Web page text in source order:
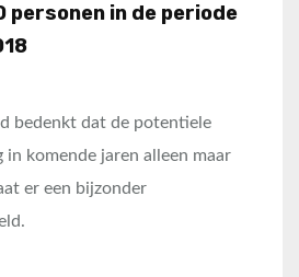
personen in de periode
bedenkt dat de potentiele
in komende jaren alleen maar
er een bijzonder